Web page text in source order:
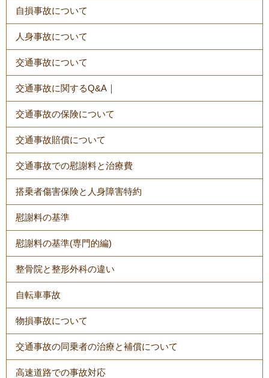
自損事故について
人身事故について
交通事故について
交通事故に関するQ&A｜
交通事故の保険について
交通事故賠償について
交通事故での慰謝料と治療費
搭乗者傷害保険と人身障害特約
慰謝料の基準
慰謝料の基準(専門的編)
整骨院と整形外科の違い
自転車事故
物損事故について
交通事故の同乗者の治療と補償について
高速道路での事故対応